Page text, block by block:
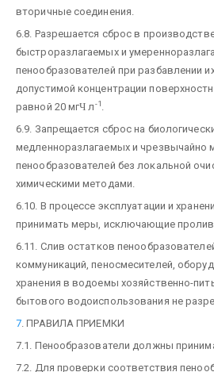
вторичные соединения.
6.8. Разрешается сброс в
быстроразлагаемых и
пенообразователей при разбавлении
допустимой концентрации
равной 20 мгЧ л-1
6.9. Запрещается сброс на
медленноразлагаемых и чрезвычайно
пенообразователей без локальной
химическими методами.
6.10. В процессе эксплуатации и
принимать меры, исключающие пролив
6.11. Слив остатков
коммуникаций, пеносмесителей,
хранения в водоемы хозяйственно-
бытового водоиспользования не
7 . ПРАВИЛА ПРИЕМКИ
7.1. Пенообразователи должны
7.2. Для проверки соответствия